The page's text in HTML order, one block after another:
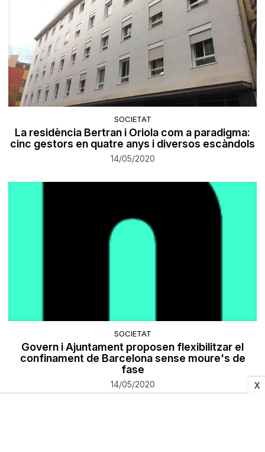
X
SOCIETAT
La residència Bertran i Oriola com a paradigma:
cinc gestors en quatre anys i diversos escàndols
14/05/2020
SOCIETAT
Govern i Ajuntament proposen flexibilitzar el
confinament de Barcelona sense moure's de
fase
14/05/2020